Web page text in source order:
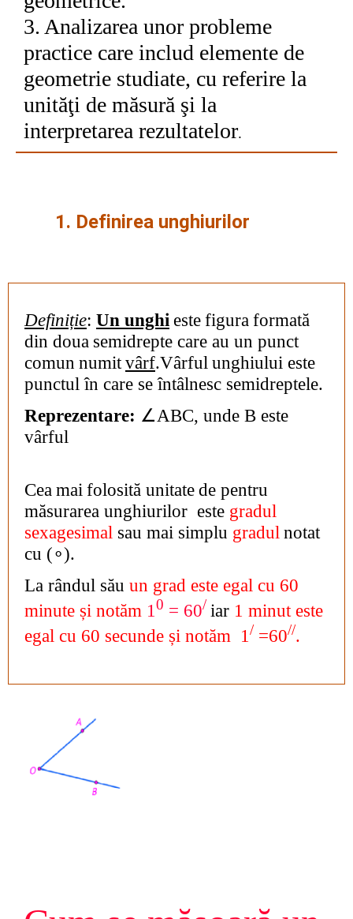
3. Analizarea unor probleme
practice care includ elemente de
geometrie studiate, cu referire la
unităţi de măsură şi la
interpretarea rezultatelor.
1. Definirea unghiurilor
Definiție: Un unghi este figura formată
din doua semidrepte care au un punct
comun numit vârf.Vârful unghiului este
punctul în care se întâlnesc semidreptele.
Reprezentare: ∠ABC, unde B este
vârful
Cea mai folosită unitate de pentru
măsurarea unghiurilor este gradul
sexagesimal sau mai simplu gradul notat
cu (∘).
La rândul său un grad este egal cu 60
minute și notăm 1 0 = 60/ iar 1 minut este
egal cu 60 secunde și notăm 1 / =60//.